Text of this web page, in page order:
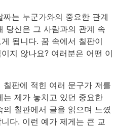
는 누군가와의 중요한 관계
당신은 그 사람과의 관계 속
됩니다. 꿈 속에서 칠판이
지 않나요? 여러분은 어떤 이
판에 적힌 여러 문구가 저를
제가 놓치고 있던 중요한
칠판에서 글을 읽으며 느꼈
다. 이런 예가 제게는 큰 교